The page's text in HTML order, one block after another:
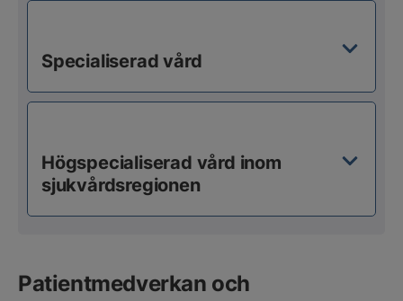
Specialiserad vård
Högspecialiserad vård inom
sjukvårdsregionen
Patientmedverkan och